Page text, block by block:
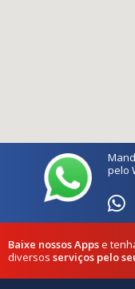
pelo
Baixe nossos Appse
diversos serviços pelo